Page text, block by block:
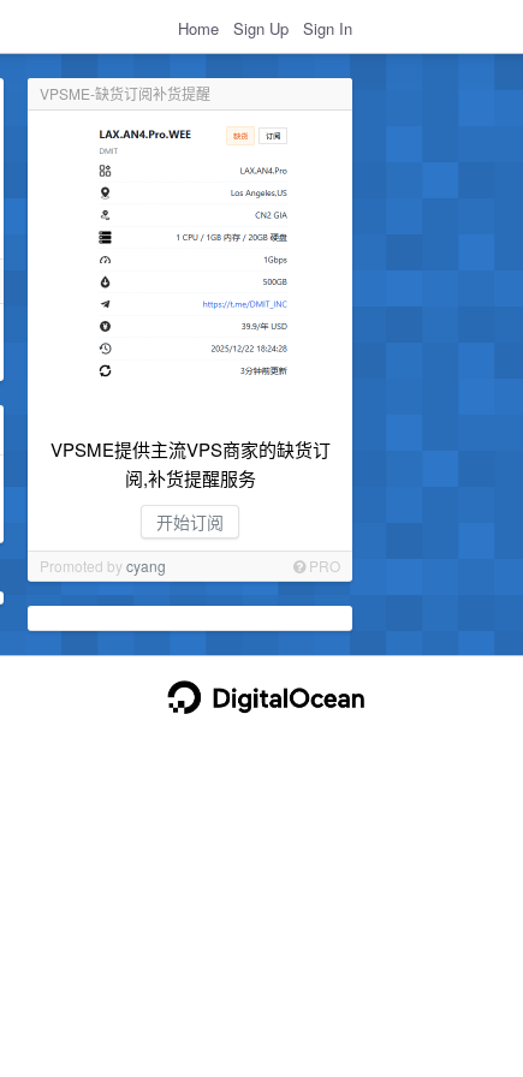
Home Sign Up Sign In
VPSME-缺货订阅补货提醒
VPSME提供主流VPS商家的缺货订
阅,补货提醒服务
开始订阅
Promoted bycyang PRO